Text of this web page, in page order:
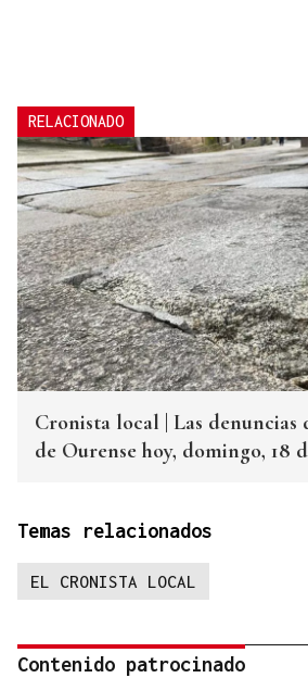
RELACIONADO
Cronista local | Las denuncias
de Ourense hoy, domingo, 18
Temas relacionados
EL CRONISTA LOCAL
Contenido patrocinado